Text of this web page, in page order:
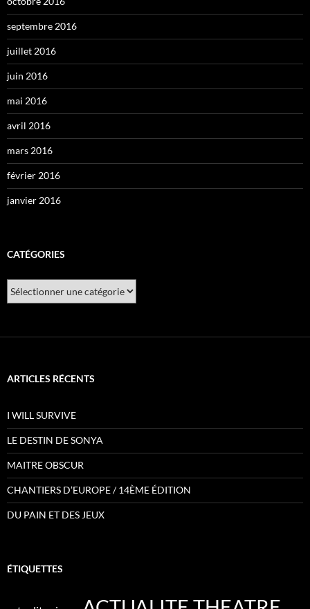
septembre 2016
juillet 2016
juin 2016
mai 2016
avril 2016
mars 2016
février 2016
janvier 2016
CATÉGORIES
ARTICLES RÉCENTS
I WILL SURVIVE
LE DESTIN DE SONYA
MAITRE OBSCUR
CHANTIERS D’EUROPE / 14ÈME ÉDITION
DU PAIN ET DES JEUX
ÉTIQUETTES